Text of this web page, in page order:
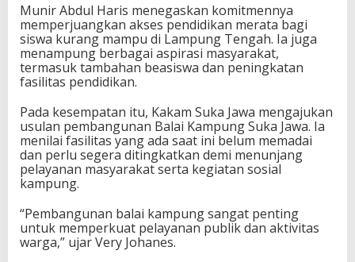
Munir Abdul Haris menegaskan komitmennya
memperjuangkan akses pendidikan merata bagi
siswa kurang mampu di Lampung Tengah. Ia juga
menampung berbagai aspirasi masyarakat,
termasuk tambahan beasiswa dan peningkatan
fasilitas pendidikan.
Pada kesempatan itu, Kakam Suka Jawa mengajukan
usulan pembangunan Balai Kampung Suka Jawa. Ia
menilai fasilitas yang ada saat ini belum memadai
dan perlu segera ditingkatkan demi menunjang
pelayanan masyarakat serta kegiatan sosial
kampung.
“Pembangunan balai kampung sangat penting
untuk memperkuat pelayanan publik dan aktivitas
warga,” ujar Very Johanes.